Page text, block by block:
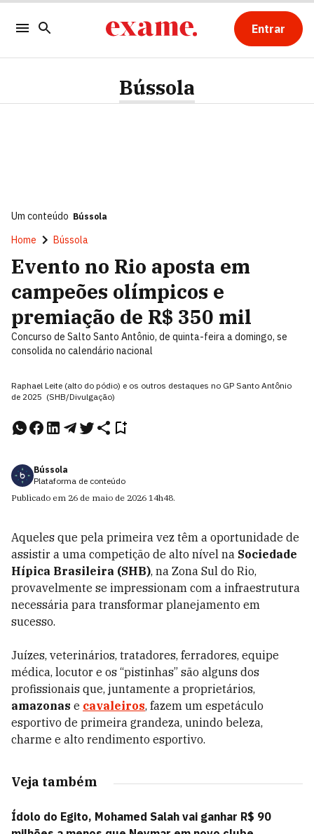
Entrar
Bússola
Um conteúdo Bússola
Home Bússola
Evento no Rio aposta em
campeões olímpicos e
premiação de R$ 350 mil
Concurso de Salto Santo Antônio, de quinta-feira a domingo, se
consolida no calendário nacional
Raphael Leite (alto do pódio) e os outros destaques no GP Santo Antônio
de 2025 (SHB/Divulgação)
Bússola
Plataforma de conteúdo
Publicado em 26 de maio de 2026 14h48.
Aqueles que pela primeira vez têm a oportunidade de
assistir a uma competição de alto nível na Sociedade
Hípica Brasileira (SHB), na Zona Sul do Rio,
provavelmente se impressionam com a infraestrutura
necessária para transformar planejamento em
sucesso.
Juízes, veterinários, tratadores, ferradores, equipe
médica, locutor e os “pistinhas” são alguns dos
profissionais que, juntamente a proprietários,
amazonas e cavaleiros, fazem um espetáculo
esportivo de primeira grandeza, unindo beleza,
charme e alto rendimento esportivo.
Veja também
Ídolo do Egito, Mohamed Salah vai ganhar R$ 90